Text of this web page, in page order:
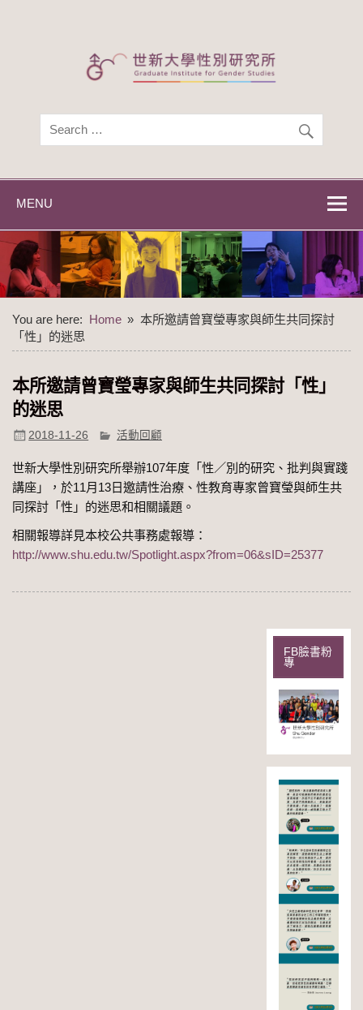
世新大學性別研
世新大學性別研究所
MENU
You are here: Home
本所邀請曾寶瑩專家與師生共同探討
「性」的迷思
本所邀請曾寶瑩專家與師生共同探討「性」
的迷思
2018-11-26 活動回顧
世新大學性別研究所舉辦107年度「性／別的研究、批判與實踐
講座」，於11月13日邀請性治療、性教育專家曾寶瑩與師生共
同探討「性」的迷思和相關議題。
相關報導詳見本校公共事務處報導：
http://www.shu.edu.tw/Spotlight.aspx?from=06&sID=25377
FB臉書粉
專